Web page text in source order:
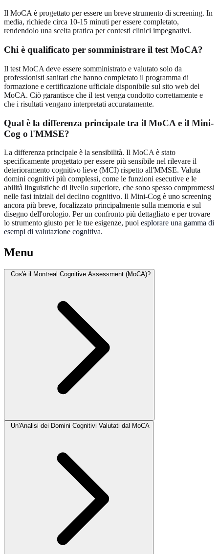
Il MoCA è progettato per essere un breve strumento di screening. In
media, richiede circa 10-15 minuti per essere completato,
rendendolo una scelta pratica per contesti clinici impegnativi.
Chi è qualificato per somministrare il test MoCA?
Il test MoCA deve essere somministrato e valutato solo da
professionisti sanitari che hanno completato il programma di
formazione e certificazione ufficiale disponibile sul sito web del
MoCA. Ciò garantisce che il test venga condotto correttamente e
che i risultati vengano interpretati accuratamente.
Qual è la differenza principale tra il MoCA e il Mini-
Cog o l'MMSE?
La differenza principale è la sensibilità. Il MoCA è stato
specificamente progettato per essere più sensibile nel rilevare il
deterioramento cognitivo lieve (MCI) rispetto all'MMSE. Valuta
domini cognitivi più complessi, come le funzioni esecutive e le
abilità linguistiche di livello superiore, che sono spesso compromessi
nelle fasi iniziali del declino cognitivo. Il Mini-Cog è uno screening
ancora più breve, focalizzato principalmente sulla memoria e sul
disegno dell'orologio. Per un confronto più dettagliato e per trovare
lo strumento giusto per le tue esigenze, puoi esplorare una gamma di
esempi di valutazione cognitiva.
Menu
Cos'è il Montreal Cognitive Assessment (MoCA)?
Un'Analisi dei Domini Cognitivi Valutati dal MoCA